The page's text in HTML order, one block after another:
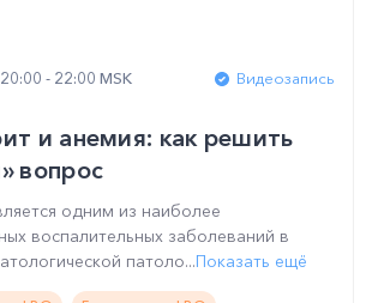
20:00 - 22:00 MSK
Видеозапись
и анемия: как решить
вопрос
одним из наиболее
воспалительных заболеваний в
патоло...Показать ещё